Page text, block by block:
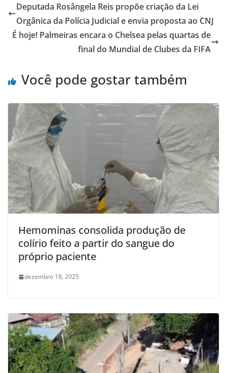
Deputada Rosângela Reis propõe criação da Lei
Orgânica da Polícia Judicial e envia proposta ao CNJ
É hoje! Palmeiras encara o Chelsea pelas quartas de
final do Mundial de Clubes da FIFA
Você pode gostar também
Hemominas consolida produção de
colírio feito a partir do sangue do
próprio paciente
dezembro 18, 2025